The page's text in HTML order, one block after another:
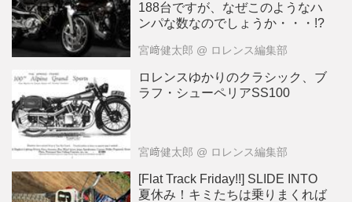
188台ですが、なぜこのようなハ
ンパな数なのでしょうか・・・!?
宮﨑健太郎 @ ロレンス編集部
ロレンスゆかりのクラシック、ブ
ラフ・シューペリアSS100
宮﨑健太郎 @ ロレンス編集部
[Flat Track Friday!!] SLIDE INTO
夏休み！キミたちは乗りまくれば